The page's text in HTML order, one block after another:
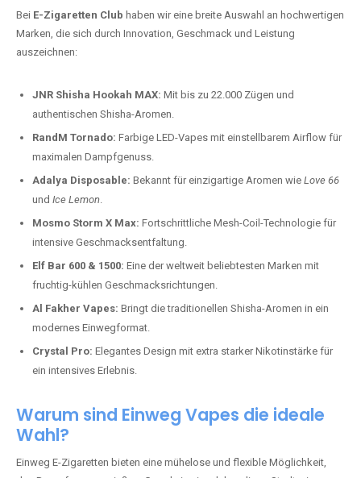
Bei E-Zigaretten Club haben wir eine breite Auswahl an hochwertigen
Marken, die sich durch Innovation, Geschmack und Leistung
auszeichnen:
JNR Shisha Hookah MAX: Mit bis zu 22.000 Zügen und
authentischen Shisha-Aromen.
RandM Tornado: Farbige LED-Vapes mit einstellbarem Airflow für
maximalen Dampfgenuss.
Adalya Disposable: Bekannt für einzigartige Aromen wie Love 66
und Ice Lemon.
Mosmo Storm X Max: Fortschrittliche Mesh-Coil-Technologie für
intensive Geschmacksentfaltung.
Elf Bar 600 & 1500: Eine der weltweit beliebtesten Marken mit
fruchtig-kühlen Geschmacksrichtungen.
Al Fakher Vapes: Bringt die traditionellen Shisha-Aromen in ein
modernes Einwegformat.
Crystal Pro: Elegantes Design mit extra starker Nikotinstärke für
ein intensives Erlebnis.
Warum sind Einweg Vapes die ideale
Wahl?
Einweg E-Zigaretten bieten eine mühelose und flexible Möglichkeit,